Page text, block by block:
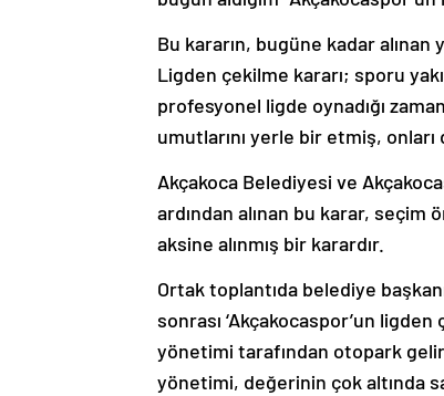
Bu kararın, bugüne kadar alınan
Ligden çekilme kararı; sporu
profesyonel ligde oynadığı
umutlarını yerle bir etmiş, onları
Akçakoca Belediyesi ve
ardından alınan bu karar, seçim
aksine alınmış bir karardır.
Ortak toplantıda belediye
sonrası ‘Akçakocaspor’un
yönetimi tarafından otopark
yönetimi, değerinin çok altında